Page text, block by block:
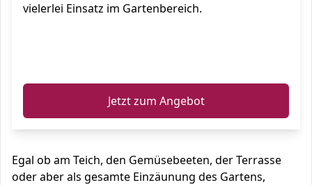
vielerlei Einsatz im Gartenbereich.
Jetzt zum Angebot
Egal ob am Teich, den Gemüsebeeten, der Terrasse
oder aber als gesamte Einzäunung des Gartens,